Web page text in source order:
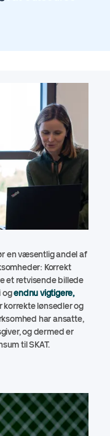
en væsentlig andel af
Korrekt
et retvisende billede
ogendnu vigtigere,
korrekte lønsedler og
har ansatte,
og dermed er
til SKAT.